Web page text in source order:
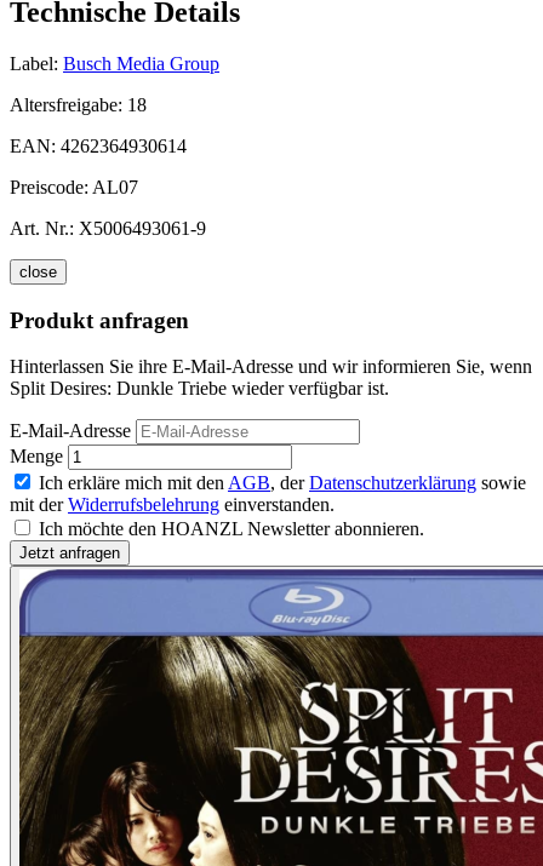
Technische Details
Label: Busch Media Group
Altersfreigabe: 18
EAN: 4262364930614
Preiscode: AL07
Art. Nr.: X5006493061-9
close
Produkt anfragen
Hinterlassen Sie ihre E-Mail-Adresse und wir informieren Sie, wenn
Split Desires: Dunkle Triebe wieder verfügbar ist.
E-Mail-Adresse
Menge
Ich erkläre mich mit den AGB, derDatenschutzerklärung sowie
mit derWiderrufsbelehrung einverstanden.
Ich möchte den HOANZL Newsletter abonnieren.